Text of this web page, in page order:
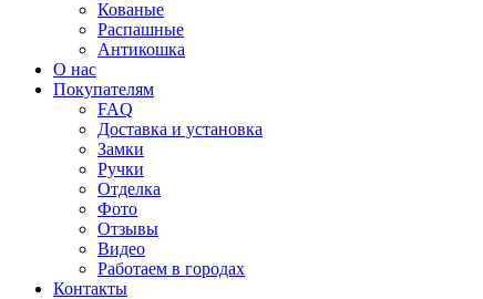
Кованые
Распашные
Антикошка
О нас
Покупателям
FAQ
Доставка и установка
Замки
Ручки
Отделка
Фото
Отзывы
Видео
Работаем в городах
Контакты